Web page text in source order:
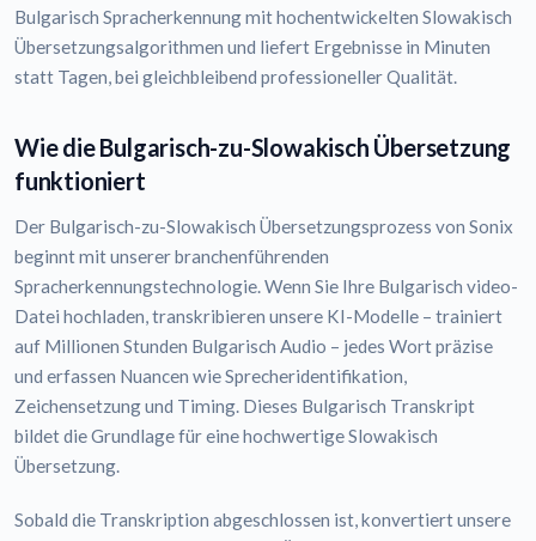
Bulgarisch Spracherkennung mit hochentwickelten Slowakisch
Übersetzungsalgorithmen und liefert Ergebnisse in Minuten
statt Tagen, bei gleichbleibend professioneller Qualität.
Wie die Bulgarisch-zu-Slowakisch Übersetzung
funktioniert
Der Bulgarisch-zu-Slowakisch Übersetzungsprozess von Sonix
beginnt mit unserer branchenführenden
Spracherkennungstechnologie. Wenn Sie Ihre Bulgarisch video-
Datei hochladen, transkribieren unsere KI-Modelle – trainiert
auf Millionen Stunden Bulgarisch Audio – jedes Wort präzise
und erfassen Nuancen wie Sprecheridentifikation,
Zeichensetzung und Timing. Dieses Bulgarisch Transkript
bildet die Grundlage für eine hochwertige Slowakisch
Übersetzung.
Sobald die Transkription abgeschlossen ist, konvertiert unsere